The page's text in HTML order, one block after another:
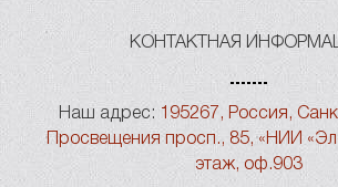
КОНТАКТНАЯ
Наш адрес: 195267, Россия,
Просвещения просп., 85, «НИИ
этаж, оф.903